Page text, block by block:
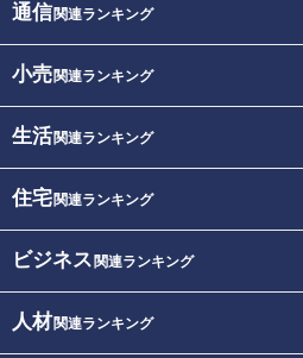
通信関連ランキング
小売関連ランキング
生活関連ランキング
住宅関連ランキング
ビジネス 関連ランキング
人材関連ランキング